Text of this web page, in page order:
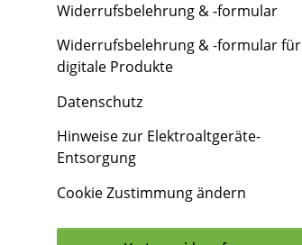
Widerrufsbelehrung & -formular
Widerrufsbelehrung & -formular für
digitale Produkte
Datenschutz
Hinweise zur Elektroaltgeräte-
Entsorgung
Cookie Zustimmung ändern